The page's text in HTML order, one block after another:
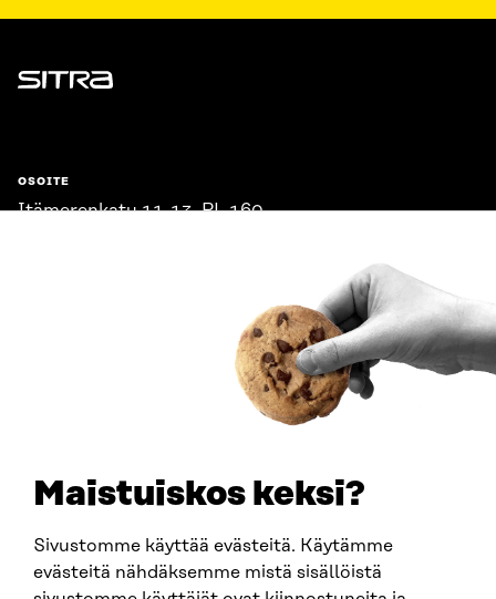
Maistuiskos keksi?
Sivustomme käyttää evästeitä. Käytämme
evästeitä nähdäksemme mistä sisällöistä
Sitra
OSOITE
Itämerenkatu 11-13, PL 160,
SITRA SOSIAALISESSA MEDIASSA